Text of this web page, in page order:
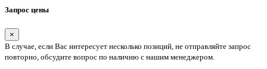
Запрос цены
×
В случае, если Вас интересует несколько позиций, не отправляйте запрос
повторно, обсудите вопрос по наличию с нашим менеджером.